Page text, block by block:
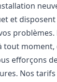
et
problèmes.
tout moment,
efforçons
Nos